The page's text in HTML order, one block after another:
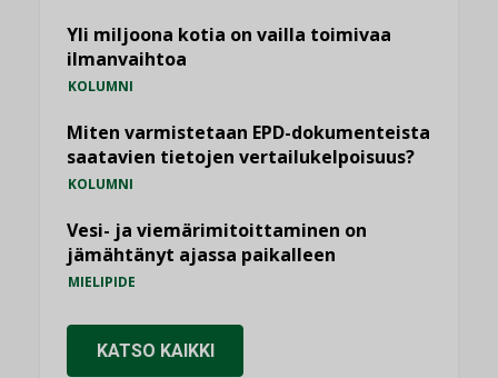
Yli miljoona kotia on vailla toimivaa
ilmanvaihtoa
KOLUMNI
Miten varmistetaan EPD-dokumenteista
saatavien tietojen vertailukelpoisuus?
KOLUMNI
Vesi- ja viemärimitoittaminen on
jämähtänyt ajassa paikalleen
MIELIPIDE
KATSO KAIKKI